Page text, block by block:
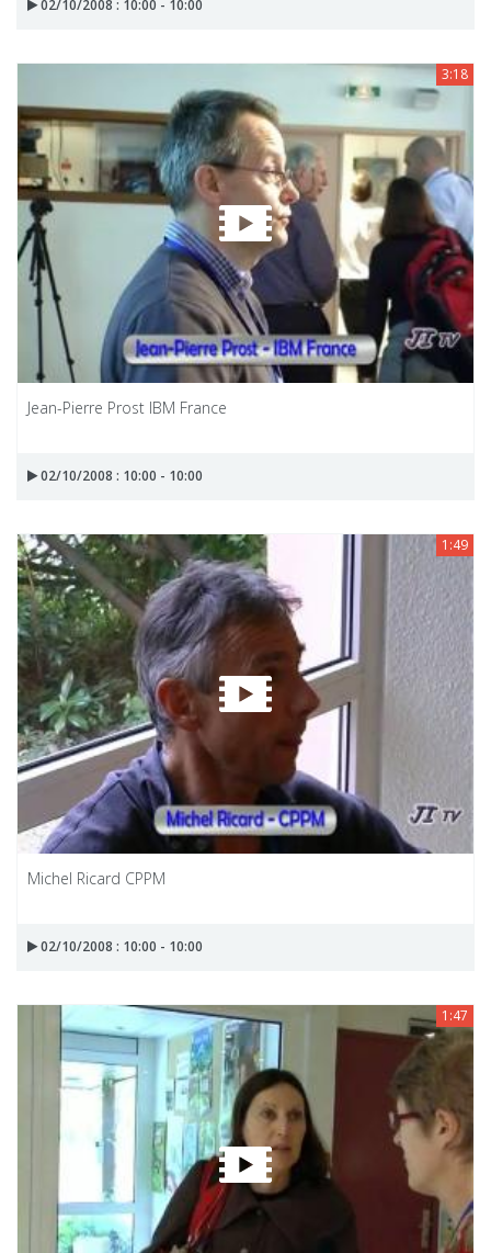
02/10/2008 : 10:00 - 10:00
3:18
Jean-Pierre Prost IBM France
02/10/2008 : 10:00 - 10:00
1:49
Michel Ricard CPPM
02/10/2008 : 10:00 - 10:00
1:47